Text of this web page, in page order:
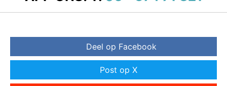
Deel op Facebook
Post op X